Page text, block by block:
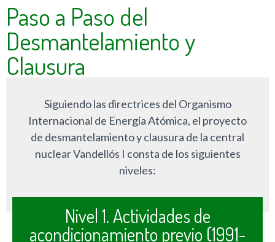
Paso a Paso del
Desmantelamiento y
Clausura
Siguiendo las directrices del Organismo
Internacional de Energía Atómica, el proyecto
de desmantelamiento y clausura de la central
nuclear Vandellós I consta de los siguientes
niveles:
Nivel 1. Actividades de
acondicionamiento previo (1991-